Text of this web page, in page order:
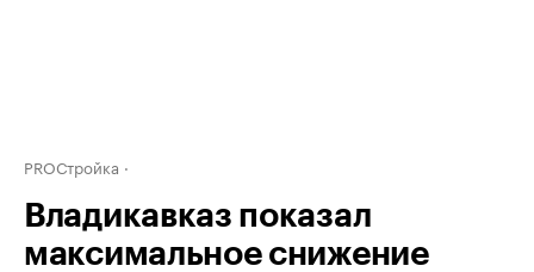
PROСтройка
Владикавказ показал
максимальное снижение